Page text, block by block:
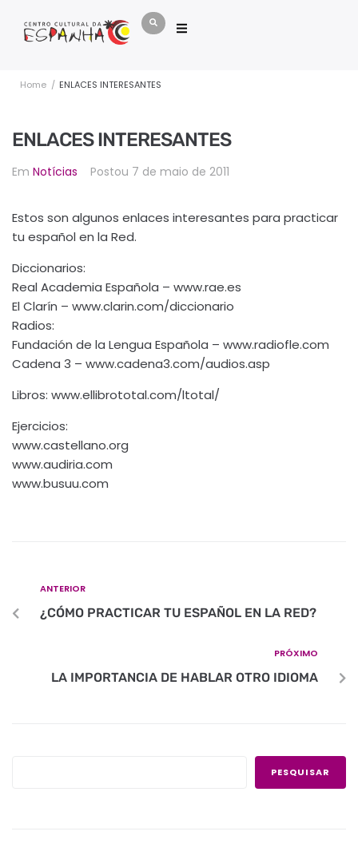
Home / ENLACES INTERESANTES
ENLACES INTERESANTES
Em Notícias Postou 7 de maio de 2011
Estos son algunos enlaces interesantes para practicar
tu español en la Red.
Diccionarios:
Real Academia Española – www.rae.es
El Clarín – www.clarin.com/diccionario
Radios:
Fundación de la Lengua Española – www.radiofle.com
Cadena 3 – www.cadena3.com/audios.asp
Libros: www.ellibrototal.com/ltotal/
Ejercicios:
www.castellano.org
www.audiria.com
www.busuu.com
ANTERIOR
¿CÓMO PRACTICAR TU ESPAÑOL EN LA RED?
PRÓXIMO
LA IMPORTANCIA DE HABLAR OTRO IDIOMA
PESQUISAR